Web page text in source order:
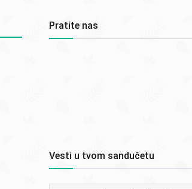
Pratite nas
Vesti u tvom sandučetu